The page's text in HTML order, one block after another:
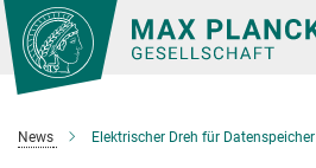
Hauptinhalt
News Elektrischer Dreh für Datenspeicher